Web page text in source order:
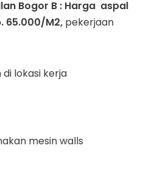
Bogor B : Harga aspal
65.000/M2, pekerjaan
lokasi kerja
mesin walls